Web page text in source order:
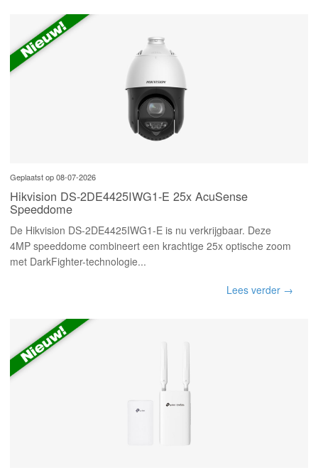
Geplaatst op 08-07-2026
Hikvision DS-2DE4425IWG1-E 25x AcuSense
Speeddome
De Hikvision DS-2DE4425IWG1-E is nu verkrijgbaar. Deze
4MP speeddome combineert een krachtige 25x optische zoom
met DarkFighter-technologie...
Lees verder →